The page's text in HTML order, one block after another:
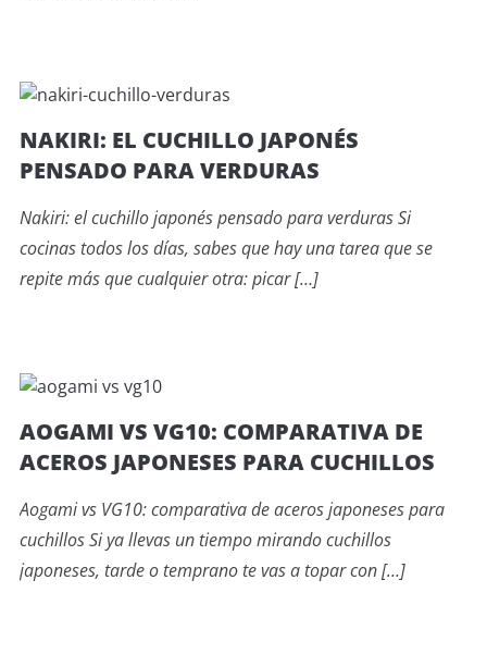
NAKIRI: EL CUCHILLO JAPONÉS
PENSADO PARA VERDURAS
Nakiri: el cuchillo japonés pensado para verduras Si
cocinas todos los días, sabes que hay una tarea que se
repite más que cualquier otra: picar […]
AOGAMI VS VG10: COMPARATIVA DE
ACEROS JAPONESES PARA CUCHILLOS
Aogami vs VG10: comparativa de aceros japoneses para
cuchillos Si ya llevas un tiempo mirando cuchillos
japoneses, tarde o temprano te vas a topar con […]